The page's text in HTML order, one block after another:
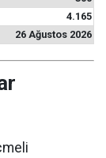
4.165
26 Ağustos 2026